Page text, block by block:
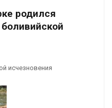
родился
исчезновения